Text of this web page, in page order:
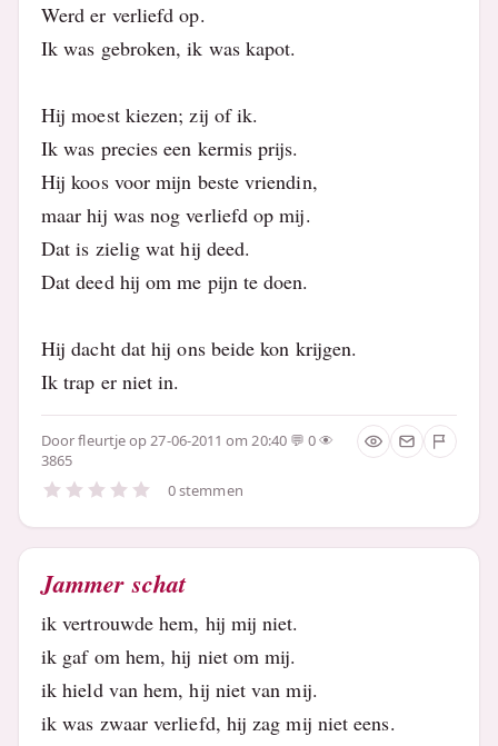
Werd er verliefd op.
Ik was gebroken, ik was kapot.
Hij moest kiezen; zij of ik.
Ik was precies een kermis prijs.
Hij koos voor mijn beste vriendin,
maar hij was nog verliefd op mij.
Dat is zielig wat hij deed.
Dat deed hij om me pijn te doen.
Hij dacht dat hij ons beide kon krijgen.
Ik trap er niet in.
Doorfleurtjeop 27-06-2011 om 20:40
0
3865
0 stemmen
Jammer schat
ik vertrouwde hem, hij mij niet.
ik gaf om hem, hij niet om mij.
ik hield van hem, hij niet van mij.
ik was zwaar verliefd, hij zag mij niet eens.